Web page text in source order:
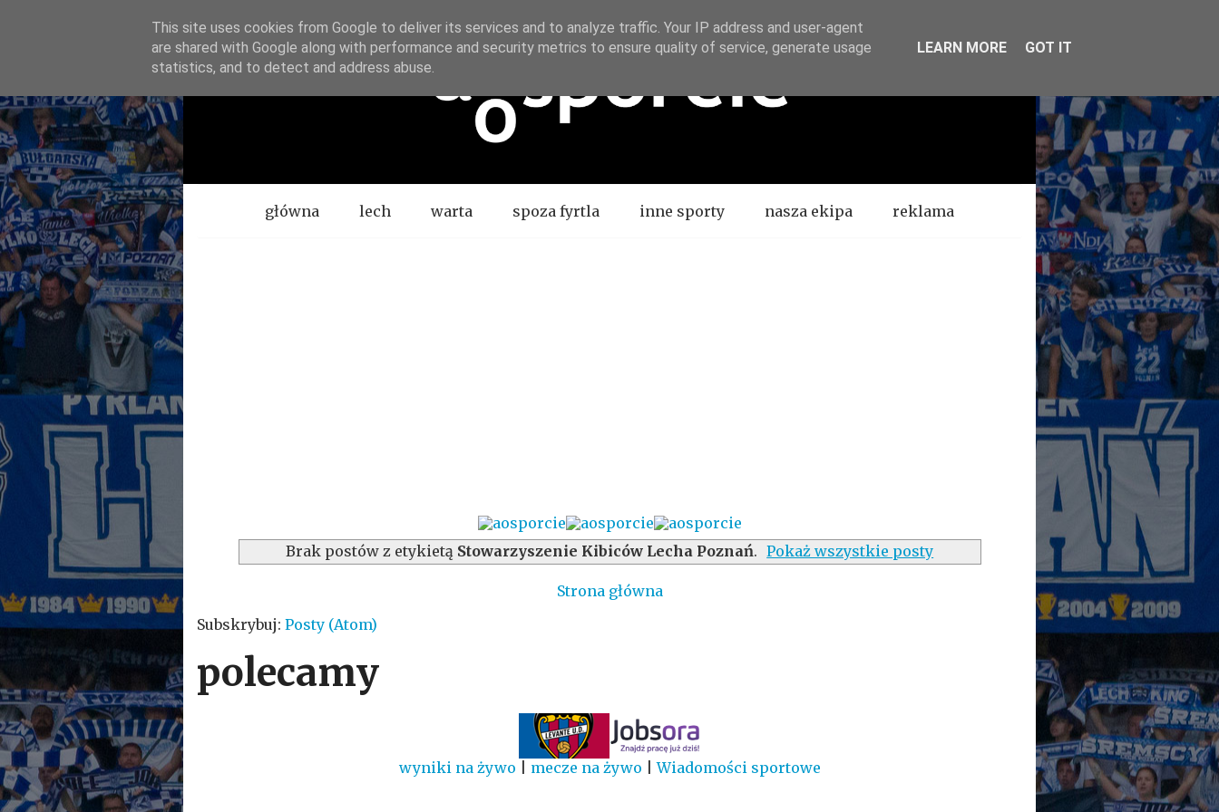
Menugłówna lech warta spoza fyrtla inne sporty nasza ekipa reklama
Brak postów z etykietą Stowarzyszenie Kibiców Lecha Poznań. Pokaż wszystkie posty
Strona główna
Subskrybuj: Posty (Atom)
polecamy
wyniki na żywo mecze na żywo |Wiadomości sportowe
This site uses cookies from Google to deliver its services and to analyze traffic. Your IP address and user-agent
are shared with Google along with performance and security metrics to ensure quality of service, generate usage
statistics, and to detect and address abuse.
LEARN MORE GOT IT